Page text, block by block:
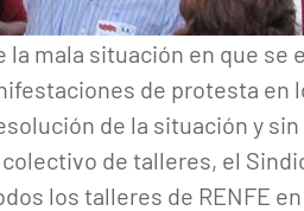
la mala situación en que se
de protesta en
de la situación y
de talleres, el
los talleres de RENFE